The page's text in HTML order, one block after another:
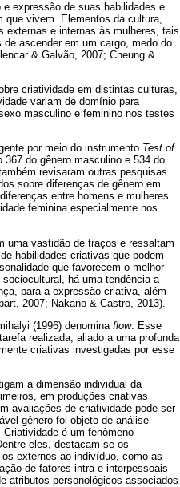
expressão de suas habilidades e
que vivem. Elementos da cultura,
externas e internas às mulheres, tais
ascender em um cargo, medo do
& Galvão, 2007; Cheung &
criatividade em distintas culturas,
variam de domínio para
masculino e feminino nos testes
por meio do instrumento Test of
do gênero masculino e 534 do
revisaram outras pesquisas
sobre diferenças de gênero em
entre homens e mulheres
feminina especialmente nos
uma vastidão de traços e ressaltam
habilidades criativas que podem
que favorecem o melhor
há uma tendência a
para a expressão criativa, além
2007; Nakano & Castro, 2013).
(1996) denomina flow. Esse
realizada, aliado a uma profunda
criativas investigadas por esse
a dimensão individual da
em produções criativas
avaliações de criatividade pode ser
gênero foi objeto de análise
é um fenômeno
eles, destacam-se os
externos ao indivíduo, como as
de fatores intra e interpessoais
atributos personológicos associados